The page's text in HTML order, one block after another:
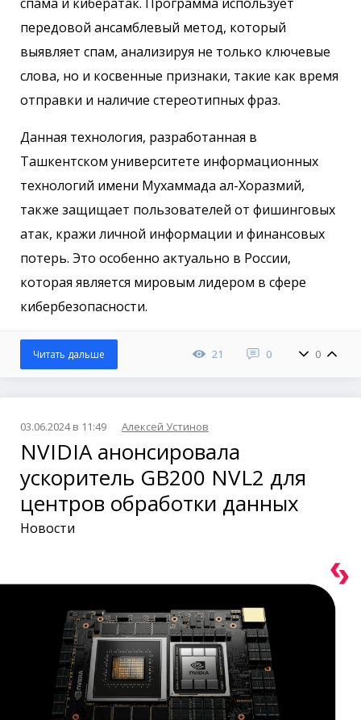
передовой ансамблевый метод, который
выявляет спам, анализируя не только ключевые
слова, но и косвенные признаки, такие как время
отправки и наличие стереотипных фраз.
Данная технология, разработанная в
Ташкентском университете информационных
технологий имени Мухаммада ал-Хоразмий,
также защищает пользователей от фишинговых
атак, кражи личной информации и финансовых
потерь. Это особенно актуально в России,
которая является мировым лидером в сфере
кибербезопасности.
21 0 0
Читать дальше
03.06.2024 в 11:49 Алексей Устинов
NVIDIA анонсировала
ускоритель GB200 NVL2 для
центров обработки данных
Новости